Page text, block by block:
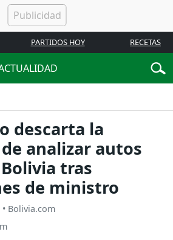
PARTIDOS HOY RECETAS
descarta la
analizar autos
tras
de ministro
• Bolivia.com